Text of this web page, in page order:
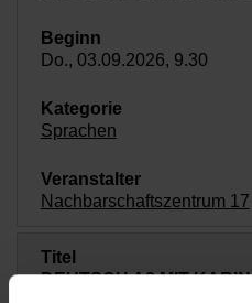
Do., 03.09.2026, 9.30
Sprachen
Nachbarschaftszentrum 17
DEUTSCH A2 MIT KARIN